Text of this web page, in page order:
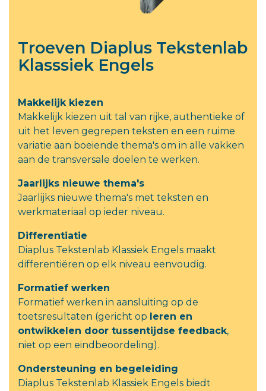
Troeven Diaplus Tekstenlab
Klasssiek Engels
Makkelijk kiezen
Makkelijk kiezen uit tal van rijke, authentieke of
uit het leven gegrepen teksten en een ruime
variatie aan boeiende thema's om in alle vakken
aan de transversale doelen te werken.
Jaarlijks nieuwe thema's
Jaarlijks nieuwe thema's met teksten en
werkmateriaal op ieder niveau.
Differentiatie
Diaplus Tekstenlab Klassiek Engels maakt
differentiëren op elk niveau eenvoudig.
Formatief werken
Formatief werken in aansluiting op de
toetsresultaten (gericht op leren en
ontwikkelen door tussentijdse feedback,
niet op een eindbeoordeling).
Ondersteuning en begeleiding
Diaplus Tekstenlab Klassiek Engels biedt